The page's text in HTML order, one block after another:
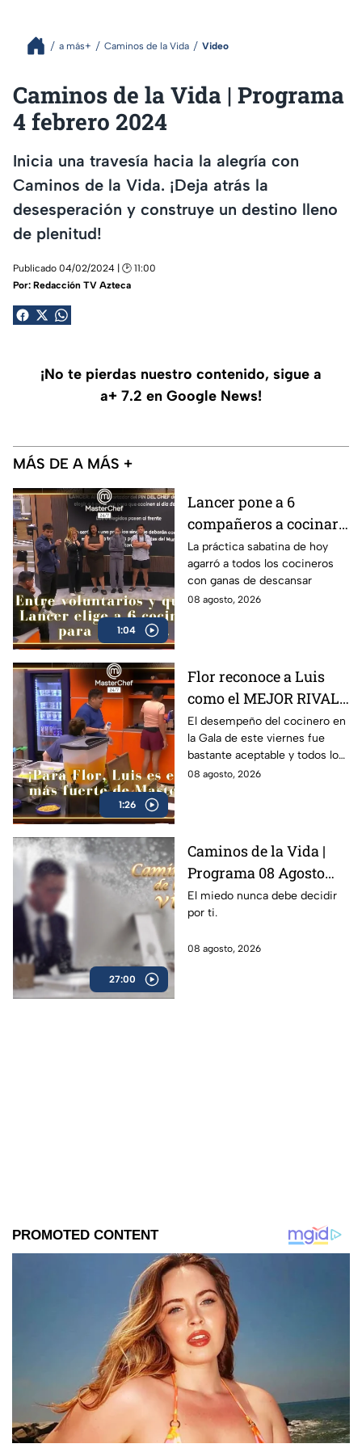
a más+ Caminos de la Vida Video
Caminos de la Vida | Programa
4 febrero 2024
Inicia una travesía hacia la alegría con
Caminos de la Vida. ¡Deja atrás la
desesperación y construye un destino lleno
de plenitud!
Publicado 04/02/2024 | 🕑 11:00
Por: Redacción TV Azteca
¡No te pierdas nuestro contenido, sigue a
a+ 7.2 en Google News!
MÁS DE A MÁS +
1:04
Lancer pone a 6
compañeros a cocinar
para TODOS y Luis se
queja: '¿Premio o
castigo?' (VIDEO)
La práctica sabatina de hoy
agarró a todos los cocineros
con ganas de descansar
08 agosto, 2026
1:26
Flor reconoce a Luis
como el MEJOR RIVAL
de MasterChef 24/7: 'Te
vas a quedar' (VIDEO)
El desempeño del cocinero en
la Gala de este viernes fue
bastante aceptable y todos lo
notaron
08 agosto, 2026
27:00
Caminos de la Vida |
Programa 08 Agosto
2026
El miedo nunca debe decidir
por ti.
08 agosto, 2026